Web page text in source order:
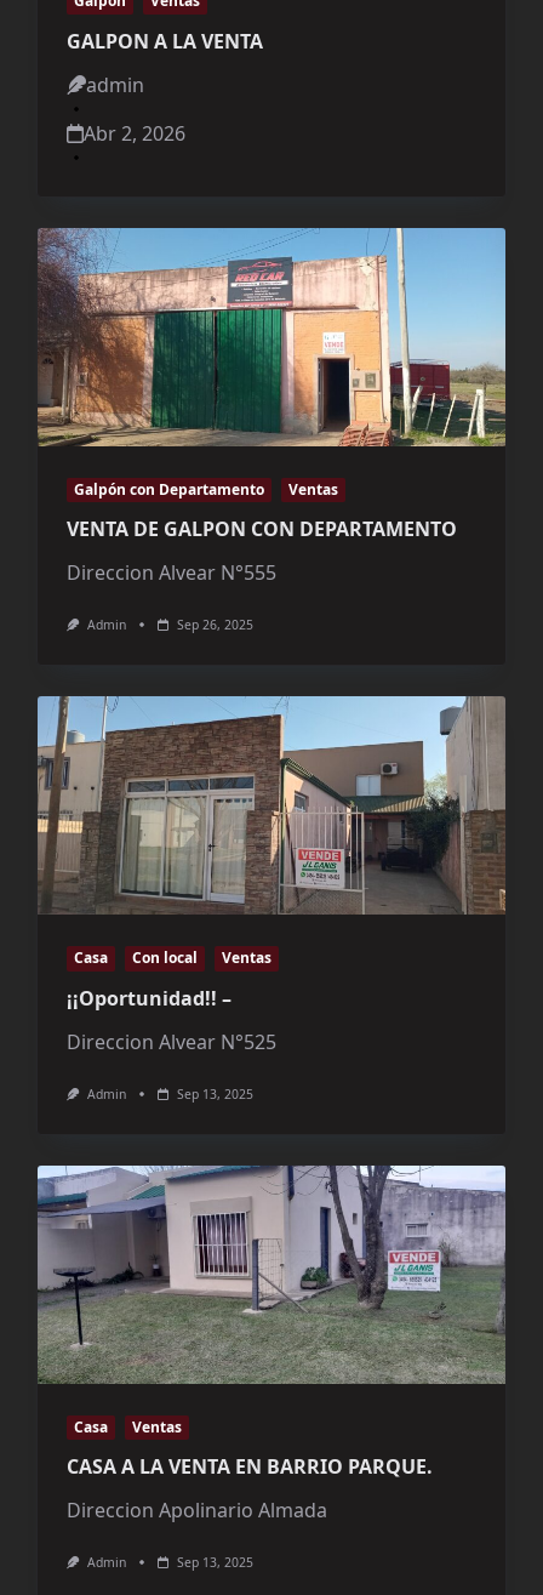
GALPON A LA VENTA
admin
Abr 2, 2026
Galpón con Departamento Ventas
VENTA DE GALPON CON DEPARTAMENTO
Direccion Alvear N°555
Admin Sep 26, 2025
Casa Con local Ventas
¡¡Oportunidad!! –
Direccion Alvear N°525
Admin Sep 13, 2025
Casa Ventas
CASA A LA VENTA EN BARRIO PARQUE.
Direccion Apolinario Almada
Admin Sep 13, 2025